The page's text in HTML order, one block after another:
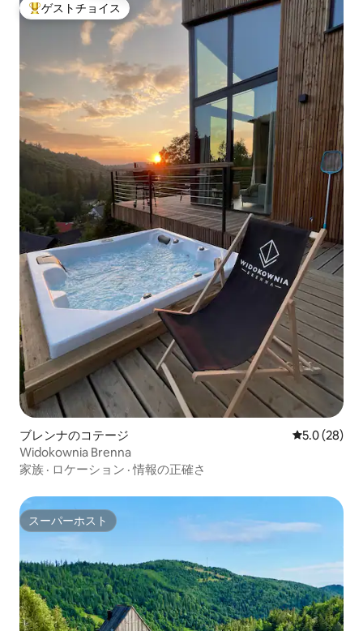
大好評のゲストチョイスです。
ゲストチョイス
ブレンナのコテージ レビュー28
5.0 (28)
Widokownia Brenna
家族 · ロケーション ·情報の正確さ
スーパーホスト
スーパーホスト